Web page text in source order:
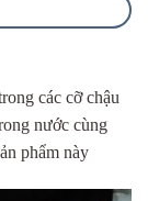
các cỡ chậu
nước cùng
phẩm này